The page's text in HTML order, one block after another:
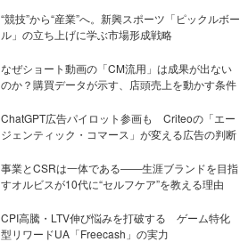
“競技”から“産業”へ。新興スポーツ「ピックルボー
ル」の立ち上げに学ぶ市場形成戦略
なぜショート動画の「CM流用」は成果が出ない
のか？購買データが示す、店頭売上を動かす条件
ChatGPT広告パイロット参画も Criteoの「エー
ジェンティック・コマース」が変える広告の判断
事業とCSRは一体である――生涯ブランドを目指
すオルビスが10代に“セルフケア”を教える理由
CPI高騰・LTV伸び悩みを打破する ゲーム特化
型リワードUA「Freecash」の実力